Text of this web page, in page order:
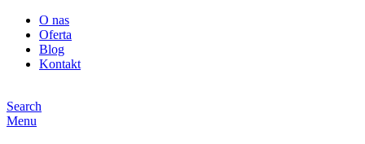
O nas
Oferta
Blog
Kontakt
Search
Menu